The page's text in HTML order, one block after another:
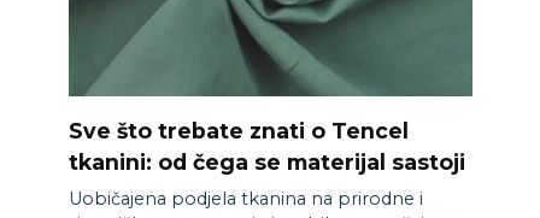
Sve što trebate znati o Tencel
tkanini: od čega se materijal sastoji
Uobičajena podjela tkanina na prirodne i